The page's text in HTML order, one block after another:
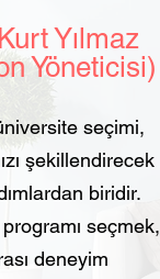
Yılmaz
Yöneticisi)
seçimi,
şekillendirecek
biridir.
seçmek,
deneyim